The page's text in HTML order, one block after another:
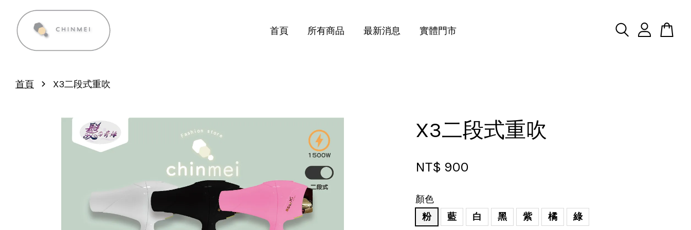
首頁 所有商品 最新消息 實體門市
首頁 › X3二段式重吹
X3二段式重吹
NT$ 900
顏色
粉
藍 白 黑 紫 橘 綠
繼續購物